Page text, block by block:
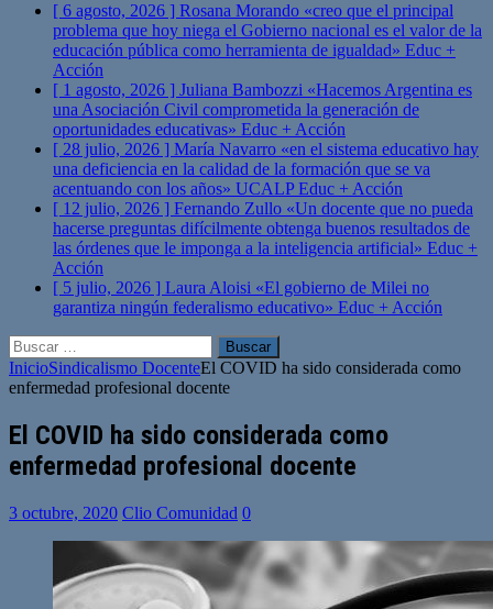
[ 6 agosto, 2026 ] Rosana Morando «creo que el principal
problema que hoy niega el Gobierno nacional es el valor de la
educación pública como herramienta de igualdad» Educ +
Acción
[ 1 agosto, 2026 ] Juliana Bambozzi «Hacemos Argentina es
una Asociación Civil comprometida la generación de
oportunidades educativas» Educ + Acción
[ 28 julio, 2026 ] María Navarro «en el sistema educativo hay
una deficiencia en la calidad de la formación que se va
acentuando con los años» UCALPEduc + Acción
[ 12 julio, 2026 ] Fernando Zullo «Un docente que no pueda
hacerse preguntas difícilmente obtenga buenos resultados de
las órdenes que le imponga a la inteligencia artificial» Educ +
Acción
[ 5 julio, 2026 ] Laura Aloisi «El gobierno de Milei no
garantiza ningún federalismo educativo» Educ + Acción
Buscar:
InicioSindicalismo DocenteEl COVID ha sido considerada como
enfermedad profesional docente
El COVID ha sido considerada como
enfermedad profesional docente
3 octubre, 2020 Clio Comunidad 0